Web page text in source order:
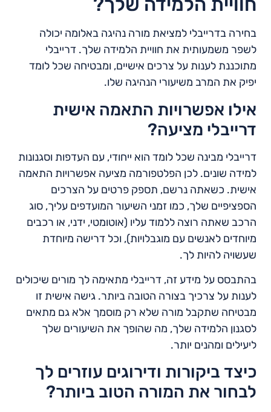
בחירה בדרייבלי למציאת מורה נהיגה באלומה יכולה
לשפר משמעותית את חוויית הלמידה שלך. דרייבלי
מתוכננת לענות על צרכים אישיים, ומבטיחה שכל לומד
יפיק את המרב משיעורי הנהיגה שלו.
אילו אפשרויות התאמה אישית
דרייבלי מציעה?
דרייבלי מבינה שכל לומד הוא ייחודי, עם העדפות וסגנונות
למידה שונים. לכן הפלטפורמה מציעה אפשרויות התאמה
אישית. כשאתה נרשם, תספק פרטים על הצרכים
הספציפיים שלך, כמו זמני השיעור המועדפים עליך, סוג
הרכב שאתה רוצה ללמוד עליו (אוטומטי, ידני, או רכבים
מיוחדים לאנשים עם מוגבלויות), וכל דרישה מיוחדת
שעשויה להיות לך.
בהתבסס על מידע זה, דרייבלי מתאימה לך מורים שיכולים
לענות על צרכיך בצורה הטובה ביותר. גישה אישית זו
מבטיחה שתקבל מורה שלא רק מוסמך אלא גם מתאים
לסגנון הלמידה שלך, מה שהופך את השיעורים שלך
ליעילים ומהנים יותר.
כיצד ביקורות ודירוגים עוזרים לך
לבחור את המורה הטוב ביותר?